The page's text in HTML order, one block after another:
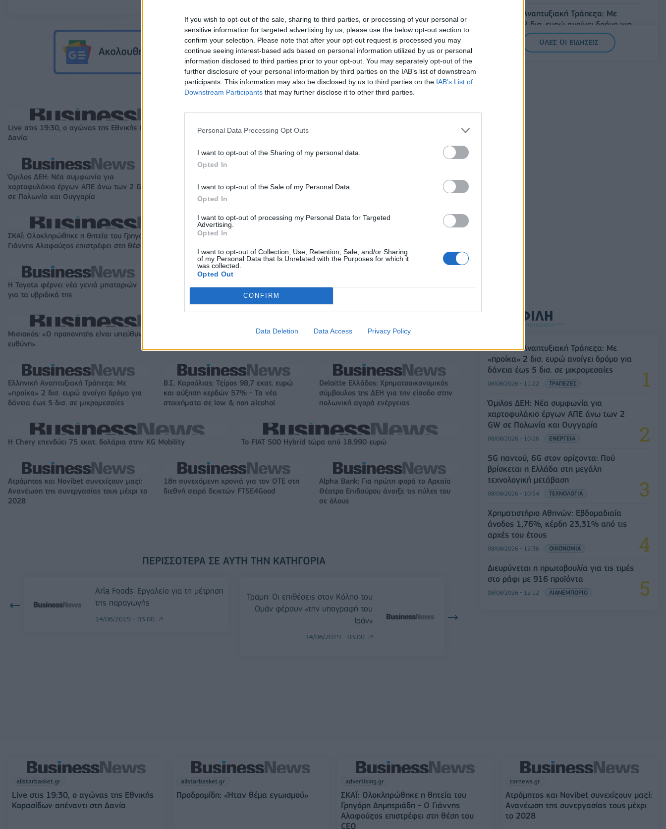
If you wish to opt-out of the sale, sharing to third parties, or processing of your personal or
sensitive information for targeted advertising by us, please use the below opt-out section to
confirm your selection. Please note that after your opt-out request is processed you may
continue seeing interest-based ads based on personal information utilized by us or personal
information disclosed to third parties prior to your opt-out. You may separately opt-out of the
further disclosure of your personal information by third parties on the IAB’s list of downstream
participants. This information may also be disclosed by us to third parties on the IAB’s List of
Downstream Participants that may further disclose it to other third parties.
Personal Data Processing Opt Outs
I want to opt-out of the Sharing of my personal data.
Opted In
I want to opt-out of the Sale of my Personal Data.
Opted In
I want to opt-out of processing my Personal Data for Targeted
Advertising.
Opted In
I want to opt-out of Collection, Use, Retention, Sale, and/or Sharing
of my Personal Data that Is Unrelated with the Purposes for which it
was collected.
Opted Out
CONFIRM
Data Deletion Data Access Privacy Policy
Live στις 19:30, ο αγώνας της Εθνικής Κορασίδων απέναντι στη
Δανία
Μασλαρινός: «Ήταν δύσκολο μετά τον αποκλεισμό, αλλά
Όμιλος ΔΕΗ: Νέα συμφωνία για
χαρτοφυλάκιο έργων ΑΠΕ άνω των 2 GW
σε Πολωνία και Ουγγαρία
συμμετοχής στο Sofia South Ring Mall
έναντι 49,35 εκατ. ευρώ
άνοδος 1,76%, κέρδη 23,31% από τις
ΣΚΑΪ: Ολοκληρώθηκε η θητεία του Γρηγόρη Δημητριάδη - Ο
Γιάννης Αλαφούζος επιστρέφει στη θέση του CEO
Η Toyota φέρνει νέα γενιά μπαταριών
για τα υβριδικά της
Σε κινεζική… πολιορκία η ευρωπαϊκή
Νέο Audi A2 e-tron με στόχο την κορυφή
Μισιακός: «Ο προπονητής είναι υπεύθυνος και αναλαμβάνω την
ευθύνη»
Ο Γιάννης Αγραβάνης στον Βίκο Ιωαννίνων
Ελληνική Αναπτυξιακή Τράπεζα: Με
«προίκα» 2 δισ. ευρώ ανοίγει δρόμο για
δάνεια έως 5 δισ. σε μικρομεσαίες
Β.Σ. Καρούλιας: Τζίρος 98,7 εκατ. ευρώ
και αύξηση κερδών 57% - Τα νέα
στοιχήματα σε low & non alcohol
Deloitte Ελλάδος: Χρηματοοικονομικός
σύμβουλος της ΔΕΗ για την είσοδο στην
πολωνική αγορά ενέργειας
Η Chery επενδύει 75 εκατ. δολάρια στην KG Mobility Το FIAT 500 Hybrid τώρα από 18.990 ευρώ
Ατρόμητος και Novibet συνεχίζουν μαζί:
Ανανέωση της συνεργασίας τους μέχρι το
2028
18η συνεχόμενη χρονιά για τον ΟΤΕ στη
διεθνή σειρά δεικτών FTSE4Good
Alpha Bank: Για πρώτη φορά το Αρχαίο
Θέατρο Επιδαύρου άνοιξε τις πύλες του
σε όλους
ΠΕΡΙΣΣΌΤΕΡΑ ΣΕ ΑΥΤΉ ΤΗΝ ΚΑΤΗΓΟΡΊΑ
Arla Foods: Εργαλείο για τη μέτρηση
της παραγωγής
14/06/2019 - 03:00
Τραμπ: Οι επιθέσεις στον Κόλπο του
Ομάν φέρουν «την υπογραφή του
Ιράν»
14/06/2019 - 03:00
Ελληνική Αναπτυξιακή Τράπεζα: Με
«προίκα» 2 δισ. ευρώ ανοίγει δρόμο για
δάνεια έως 5 δισ. σε μικρομεσαίες
08/08/2026 - 11:22
ΟΛΕΣ ΟΙ ΕΙΔΗΣΕΙΣ
ΔΗΜΟΦΙΛΗ
Ελληνική Αναπτυξιακή Τράπεζα: Με
«προίκα» 2 δισ. ευρώ ανοίγει δρόμο για
δάνεια έως 5 δισ. σε μικρομεσαίες
08/08/2026 - 11:22 ΤΡΑΠΕΖΕΣ
Όμιλος ΔΕΗ: Νέα συμφωνία για
χαρτοφυλάκιο έργων ΑΠΕ άνω των 2
GW σε Πολωνία και Ουγγαρία
08/08/2026 - 10:26 ΕΝΕΡΓΕΙΑ
5G παντού, 6G στον ορίζοντα: Πού
βρίσκεται η Ελλάδα στη μεγάλη
τεχνολογική μετάβαση
08/08/2026 - 10:54 ΤΕΧΝΟΛΟΓΙΑ
Χρηματιστήριο Αθηνών: Εβδομαδιαία
άνοδος 1,76%, κέρδη 23,31% από τις
αρχές του έτους
08/08/2026 - 12:36 ΟΙΚΟΝΟΜΙΑ
Διευρύνεται η πρωτοβουλία για τις τιμές
στο ράφι με 916 προϊόντα
08/08/2026 - 12:12 ΛΙΑΝΕΜΠΟΡΙΟ
allstarbasket.gr
Live στις 19:30, ο αγώνας της Εθνικής
Κορασίδων απέναντι στη Δανία
allstarbasket.gr
Προδρομίδη: «Ήταν θέμα εγωισμού»
advertising.gr
ΣΚΑΪ: Ολοκληρώθηκε η θητεία του
Γρηγόρη Δημητριάδη - Ο Γιάννης
Αλαφούζος επιστρέφει στη θέση του
CEO
csrnews.gr
Ατρόμητος και Novibet συνεχίζουν μαζί:
Ανανέωση της συνεργασίας τους μέχρι
το 2028